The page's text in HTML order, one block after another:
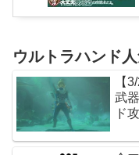
ウルトラハンド
【
武
ド